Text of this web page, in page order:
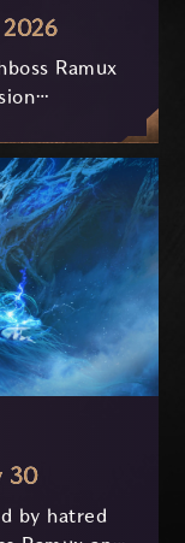
Ramux
30
by hatred